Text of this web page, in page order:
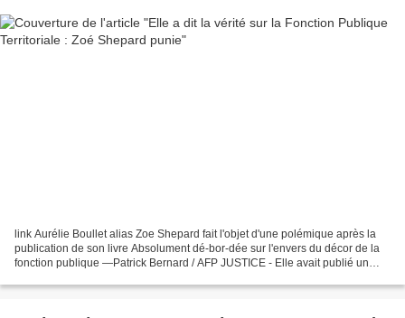
link Aurélie Boullet alias Zoe Shepard fait l'objet d'une polémique après la
publication de son livre Absolument dé-bor-dée sur l'envers du décor de la
fonction publique —Patrick Bernard / AFP JUSTICE - Elle avait publié un